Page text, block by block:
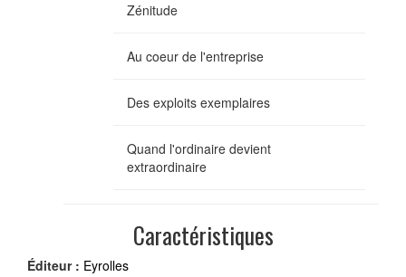
Zénitude
Au coeur de l'entreprise
Des exploits exemplaires
Quand l'ordinaire devient
extraordinaire
Caractéristiques
Éditeur : Eyrolles